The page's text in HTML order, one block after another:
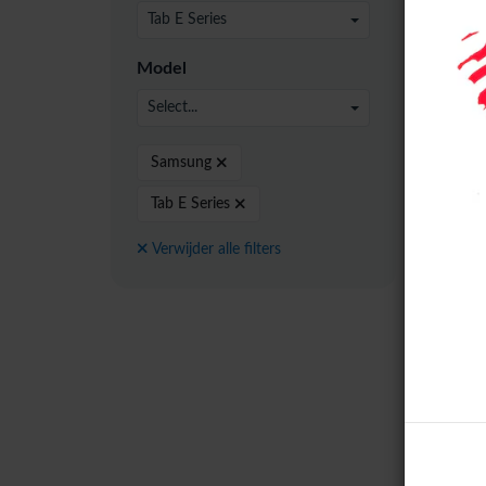
Tab E Series
Model
Select...
Samsung
Tab E Series
Verwijder alle filters